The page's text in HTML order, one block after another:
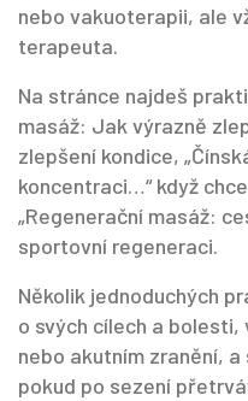
nebo vakuoterapii, ale
terapeuta.
Na stránce najdeš
masáž: Jak výrazně
zlepšení kondice,
koncentraci…“ když
„Regenerační masáž:
sportovní regeneraci.
Několik jednoduchých
o svých cílech a bolesti,
nebo akutním zranění,
pokud po sezení